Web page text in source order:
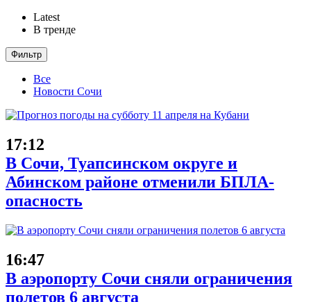
Latest
В тренде
Фильтр
Все
Новости Сочи
17:12
В Сочи, Туапсинском округе и
Абинском районе отменили БПЛА-
опасность
16:47
В аэропорту Сочи сняли ограничения
полетов 6 августа